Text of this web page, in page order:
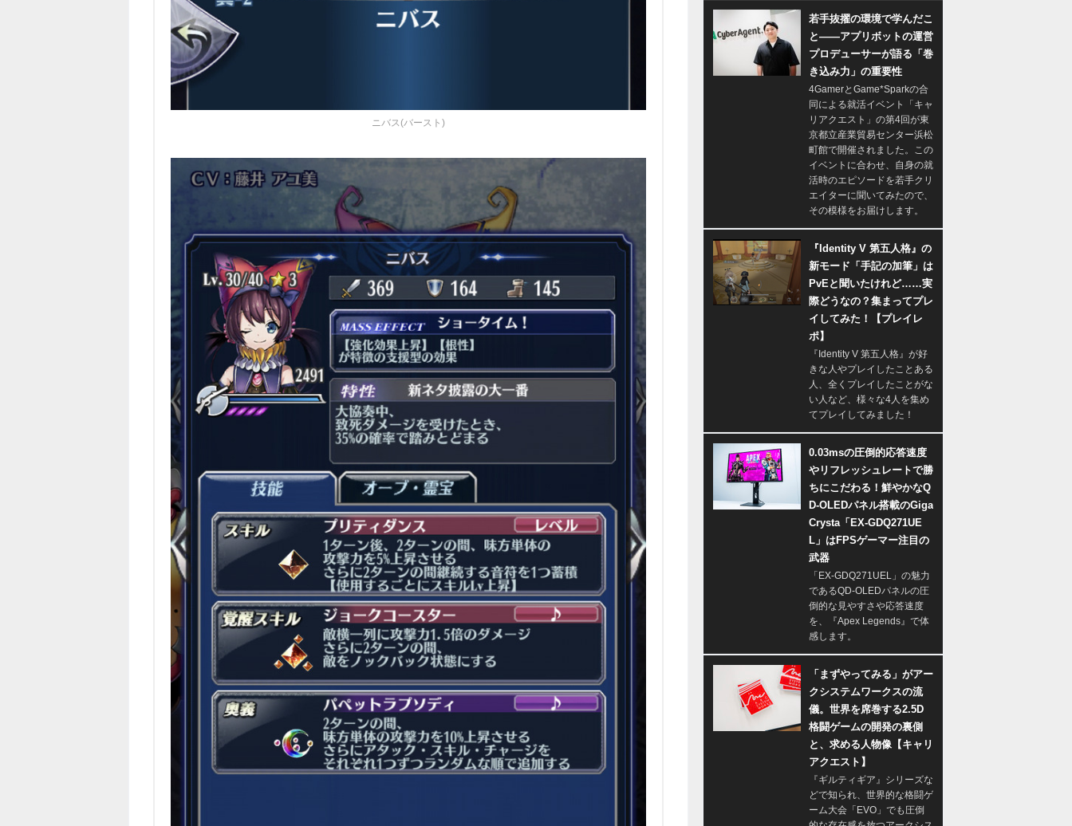
ニバス(バースト)
若手抜擢の環境で学んだこ
と――アプリボットの運営
プロデューサーが語る「巻
き込み力」の重要性
4GamerとGame*Sparkの合
同による就活イベント「キャ
リアクエスト」の第4回が東
京都立産業貿易センター浜松
町館で開催されました。この
イベントに合わせ、自身の就
活時のエピソードを若手クリ
エイターに聞いてみたので、
その模様をお届けします。
『Identity V 第五人格』の
新モード「手記の加筆」は
PvEと聞いたけれど……実
際どうなの？集まってプレ
イしてみた！【プレイレ
ポ】
『Identity V 第五人格』が好
きな人やプレイしたことある
人、全くプレイしたことがな
い人など、様々な4人を集め
てプレイしてみました！
0.03msの圧倒的応答速度
やリフレッシュレートで勝
ちにこだわる！鮮やかなQ
D-OLEDパネル搭載のGiga
Crysta「EX-GDQ271UE
L」はFPSゲーマー注目の
武器
「EX-GDQ271UEL」の魅力
であるQD-OLEDパネルの圧
倒的な見やすさや応答速度
を、『Apex Legends』で体
感します。
「まずやってみる」がアー
クシステムワークスの流
儀。世界を席巻する2.5D
格闘ゲームの開発の裏側
と、求める人物像【キャリ
アクエスト】
『ギルティギア』シリーズな
どで知られ、世界的な格闘ゲ
ーム大会「EVO」でも圧倒